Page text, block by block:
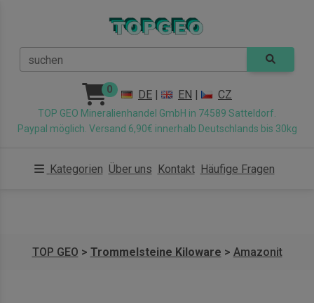
suchen
0 DE | EN | CZ
TOP GEO Mineralienhandel GmbH in 74589 Satteldorf.
Paypal möglich. Versand 6,90€ innerhalb Deutschlands bis 30kg
Kategorien Über uns Kontakt Häufige Fragen
TOP GEO > Trommelsteine Kiloware > Amazonit